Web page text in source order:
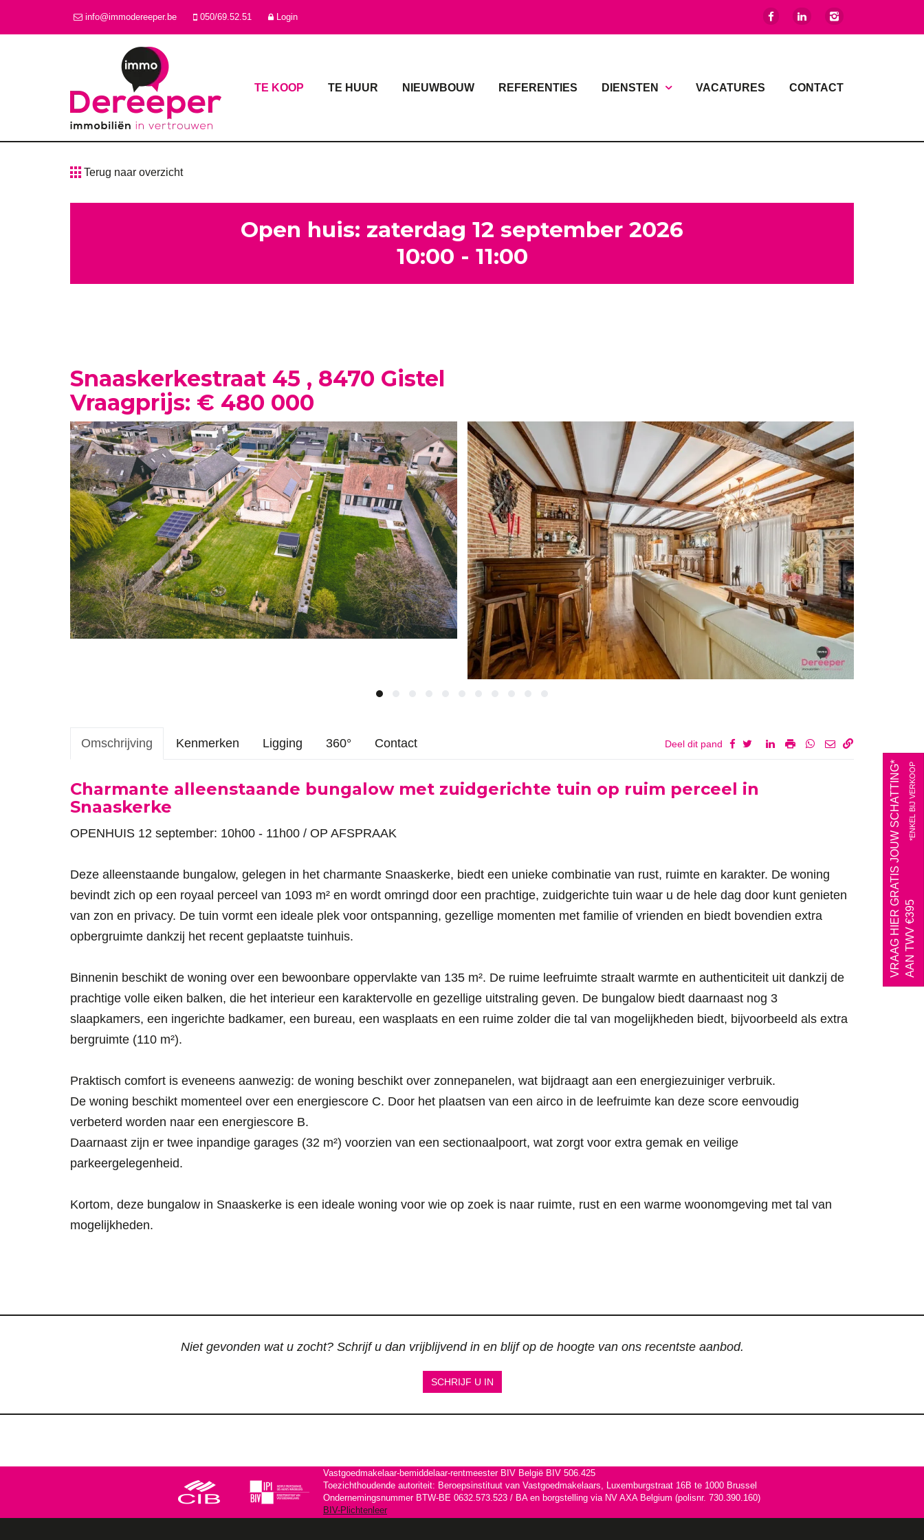
info@immodereeper.be 050/69.52.51 Login
TE KOOP TE HUUR NIEUWBOUW REFERENTIES DIENSTEN VACATURES CONTACT
Terug naar overzicht
Open huis: zaterdag 12 september 2026
10:00 - 11:00
Snaaskerkestraat 45 , 8470 Gistel
Vraagprijs: € 480 000
Omschrijving Kenmerken Ligging 360° Contact Deel dit pand
Omschrijving
Charmante alleenstaande bungalow met zuidgerichte tuin op ruim perceel in
Snaaskerke
OPENHUIS 12 september: 10h00 - 11h00 / OP AFSPRAAK
Deze alleenstaande bungalow, gelegen in het charmante Snaaskerke, biedt een unieke combinatie van rust, ruimte en karakter. De woning
bevindt zich op een royaal perceel van 1093 m² en wordt omringd door een prachtige, zuidgerichte tuin waar u de hele dag door kunt genieten
van zon en privacy. De tuin vormt een ideale plek voor ontspanning, gezellige momenten met familie of vrienden en biedt bovendien extra
opbergruimte dankzij het recent geplaatste tuinhuis.
Binnenin beschikt de woning over een bewoonbare oppervlakte van 135 m². De ruime leefruimte straalt warmte en authenticiteit uit dankzij de
prachtige volle eiken balken, die het interieur een karaktervolle en gezellige uitstraling geven. De bungalow biedt daarnaast nog 3
slaapkamers, een ingerichte badkamer, een bureau, een wasplaats en een ruime zolder die tal van mogelijkheden biedt, bijvoorbeeld als extra
bergruimte (110 m²).
Praktisch comfort is eveneens aanwezig: de woning beschikt over zonnepanelen, wat bijdraagt aan een energiezuiniger verbruik.
De woning beschikt momenteel over een energiescore C. Door het plaatsen van een airco in de leefruimte kan deze score eenvoudig
verbeterd worden naar een energiescore B.
Daarnaast zijn er twee inpandige garages (32 m²) voorzien van een sectionaalpoort, wat zorgt voor extra gemak en veilige
parkeergelegenheid.
Kortom, deze bungalow in Snaaskerke is een ideale woning voor wie op zoek is naar ruimte, rust en een warme woonomgeving met tal van
mogelijkheden.
Niet gevonden wat u zocht? Schrijf u dan vrijblijvend in en blijf op de hoogte van ons recentste aanbod.
SCHRIJF U IN
Vastgoedmakelaar-bemiddelaar-rentmeester BIV België BIV 506.425
Toezichthoudende autoriteit: Beroepsinstituut van Vastgoedmakelaars, Luxemburgstraat 16B te 1000 Brussel
Ondernemingsnummer BTW-BE 0632.573.523 / BA en borgstelling via NV AXA Belgium (polisnr. 730.390.160)
BIV-Plichtenleer
VRAAG HIER GRATIS JOUW SCHATTING*AAN TWV €395
*ENKEL BIJ VERKOOP